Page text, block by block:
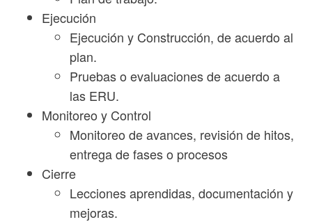
Ejecución
Ejecución y Construcción, de acuerdo al
plan.
Pruebas o evaluaciones de acuerdo a
las ERU.
Monitoreo y Control
Monitoreo de avances, revisión de hitos,
entrega de fases o procesos
Cierre
Lecciones aprendidas, documentación y
mejoras.